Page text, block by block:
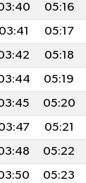
05:16
03:41 05:17
05:18
05:19
05:20
05:21
05:22
05:23